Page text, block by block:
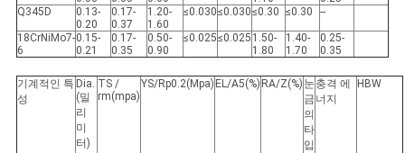
Q345D
0.13-
0.20
0.17-
0.37
1.20-
1.60
≤0.030≤0.030≤0.30 ≤0.30 --
18CrNiMo7-
6
0.15-
0.21
0.17-
0.35
0.50-
0.90
≤0.025≤0.025 1.50-
1.80
1.40-
1.70
0.25-
0.35
기계적인 특
성
Dia.
(밀
리
미
터)
TS /
rm(mpa)
YS/Rp0.2(Mpa) EL/A5(%) RA/Z(%) 눈
금
의
타
입
충격 에
너지
HBW